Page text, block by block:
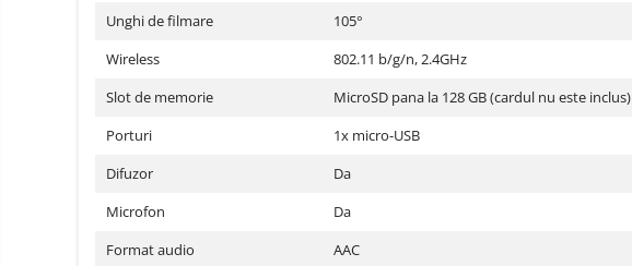
Camere auto DVR
Accesorii Camere
Supraveghere
Unghi de filmare
105°
Wireless
802.11 b/g/n, 2.4GHz
Slot de memorie
MicroSD pana la 128 GB (cardul nu este inclus)
Porturi
1x micro-USB
Difuzor
Da
Microfon
Da
Format audio
AAC